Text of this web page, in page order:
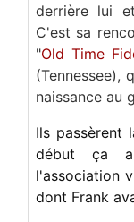
derrière lui
C'est sa
"Old Time
(Tennessee),
naissance au
Ils passèrent
début ça
l'association
dont Frank